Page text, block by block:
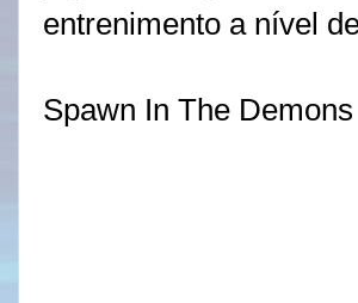
entrenimento a nível
Spawn In The Demons